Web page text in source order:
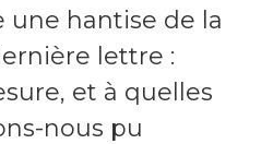
hantise de la
lettre :
et à quelles
nous pu